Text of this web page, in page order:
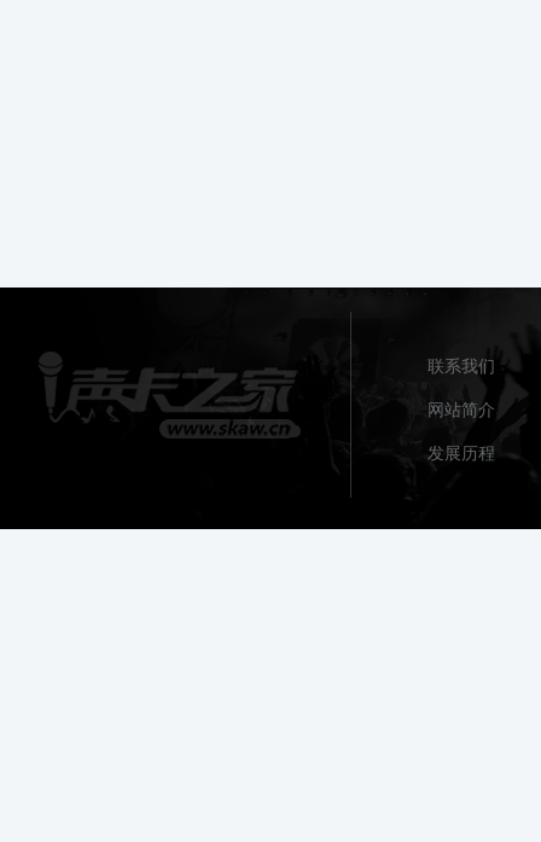
联系我们
网站简介
发展历程